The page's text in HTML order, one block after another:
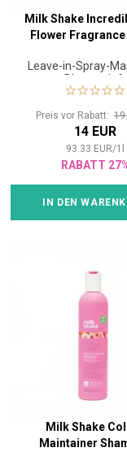
Milk Shake
Flower Fragrance
Leave-in-Spray-
Blumenduft
Preis vor Rabatt:
14 EUR
93.33 EUR/1
RABATT
IN DEN
Milk Shake
Maintainer